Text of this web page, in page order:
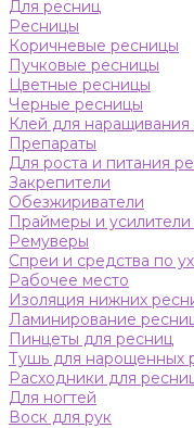
Для ресниц
Ресницы
Коричневые ресницы
Пучковые ресницы
Цветные ресницы
Черные ресницы
Клей для
Препараты
Для роста и питания
Закрепители
Обезжириватели
Праймеры и усилители
Ремуверы
Спреи и средства по
Рабочее место
Изоляция нижних
Ламинирование
Пинцеты для ресниц
Тушь для нарощенных
Расходники для
Для ногтей
Воск для рук